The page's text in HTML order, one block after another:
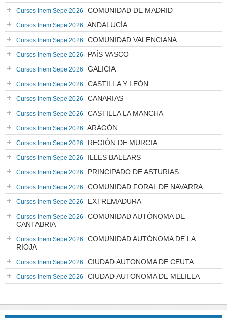
Cursos Inem Sepe 2026 COMUNIDAD DE MADRID
Cursos Inem Sepe 2026 ANDALUCÍA
Cursos Inem Sepe 2026 COMUNIDAD VALENCIANA
Cursos Inem Sepe 2026 PAÍS VASCO
Cursos Inem Sepe 2026 GALICIA
Cursos Inem Sepe 2026 CASTILLA Y LEÓN
Cursos Inem Sepe 2026 CANARIAS
Cursos Inem Sepe 2026 CASTILLA LA MANCHA
Cursos Inem Sepe 2026 ARAGÓN
Cursos Inem Sepe 2026 REGIÓN DE MURCIA
Cursos Inem Sepe 2026 ILLES BALEARS
Cursos Inem Sepe 2026 PRINCIPADO DE ASTURIAS
Cursos Inem Sepe 2026 COMUNIDAD FORAL DE NAVARRA
Cursos Inem Sepe 2026 EXTREMADURA
Cursos Inem Sepe 2026
COMUNIDAD AUTÓNOMA DE
CANTABRIA
Cursos Inem Sepe 2026
COMUNIDAD AUTÓNOMA DE LA
RIOJA
Cursos Inem Sepe 2026 CIUDAD AUTONOMA DE CEUTA
Cursos Inem Sepe 2026 CIUDAD AUTONOMA DE MELILLA